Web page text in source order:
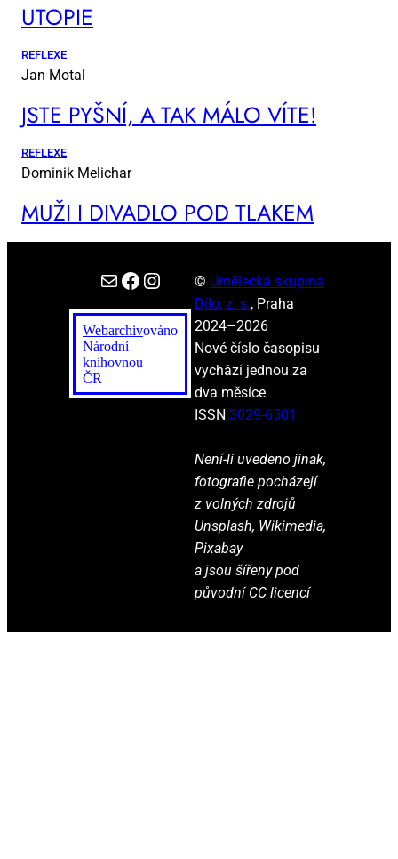
UTO­PIE
REFLEXE
Jan Motal
JSTE PYŠ­NÍ, A TAK MÁ­LO VÍ­TE!
REFLEXE
Dominik Melichar
MUŽI I DI­VA­DLO POD TLA­KEM
E-mail Facebook Instagram
Webarchivováno
Národní
knihovnou
ČR
© Umělecká skupina
Dílo, z. s., Praha
2024–2026
Nové číslo časopisu
vychází jednou za
dva měsíce
ISSN 3029-6501
Není-li uvedeno jinak,
fotografie pocházejí
z volných zdrojů
Unsplash, Wikimedia,
Pixabay
a jsou šířeny pod
původní CC licencí